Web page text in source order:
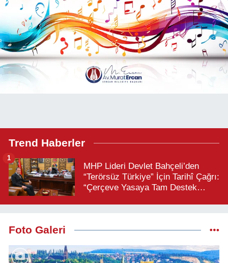
Trend Haberler
MHP Lideri Devlet Bahçeli’den
“Terörsüz Türkiye” İçin Tarihî Çağrı:
“Çerçeve Yasaya Tam Destek
1
Foto Galeri